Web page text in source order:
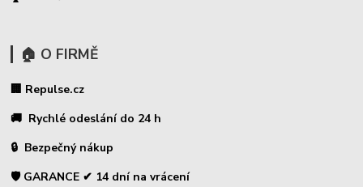
🏠 O FIRMĚ
🏢 Repulse.cz
🚚 Rychlé odeslání do 24 h
🔒 Bezpečný nákup
🛡️ GARANCE ✔ 14 dní na vrácení